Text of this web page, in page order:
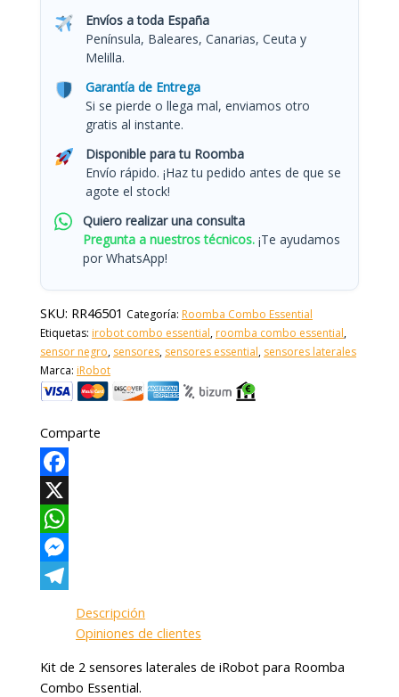
Envíos a toda España
Península, Baleares, Canarias, Ceuta y
Melilla.
Garantía de Entrega
Si se pierde o llega mal, enviamos otro
gratis al instante.
Disponible para tu Roomba
Envío rápido. ¡Haz tu pedido antes de que se
agote el stock!
Quiero realizar una consulta
Pregunta a nuestros técnicos. ¡Te ayudamos
por WhatsApp!
SKU: RR46501 Categoría: Roomba Combo Essential
Etiquetas: irobot combo essential, roomba combo essential,
sensor negro, sensores, sensores essential, sensores laterales
Marca: iRobot
Comparte
Facebook
X
WhatsApp
Messenger
Descripción
Opiniones de clientes
Kit de 2 sensores laterales de iRobot para Roomba
Combo Essential.